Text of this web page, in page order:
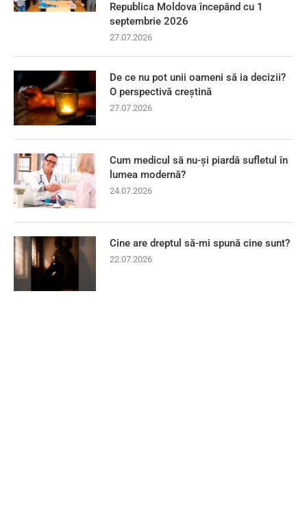
Republica Moldova începând cu 1
septembrie 2026
27.07.2026
De ce nu pot unii oameni să ia decizii?
O perspectivă creștină
27.07.2026
Cum medicul să nu-și piardă sufletul în
lumea modernă?
24.07.2026
Cine are dreptul să-mi spună cine sunt?
22.07.2026